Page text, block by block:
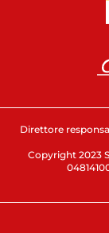
Direttore
Copyright 2023